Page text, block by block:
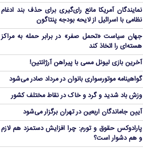
نمایندگان آمریکا مانع رای‌گیری برای حذف بند ادغام
نظامی با اسرائیل از لایحه بودجه پنتاگون
جهان سیاست «تحمل صفر» در برابر حمله به مراکز
هسته‌ای را اتخاذ کند
آخرین بازی لیونل مسی با پیراهن آرژانتین!
گواهینامه موتورسواری بانوان در مرداد صادر می‌شود
وزش باد شدید و گرد و خاک در نقاط مختلف کشور
آیین جاماندگان اربعین در تهران برگزار می‌شود
پارادوکس حقوق و تورم: چرا افزایش دستمزد هم لازم
و هم دشوار است؟